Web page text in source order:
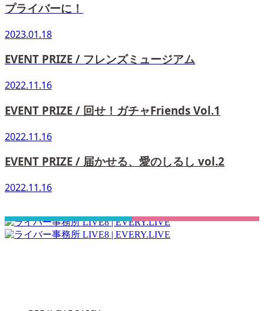
プライバーに！
2023.01.18
EVENT PRIZE / フレンズミュージアム
2022.11.16
EVENT PRIZE / 回せ！ガチャFriends Vol.1
2022.11.16
EVENT PRIZE / 届かせる、愛のしるし vol.2
2022.11.16